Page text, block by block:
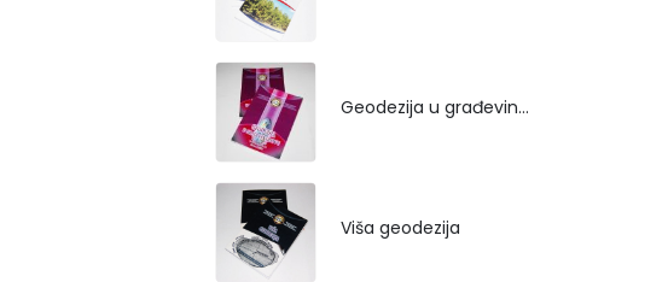
Geodezija u građevinarstvu
Viša geodezija